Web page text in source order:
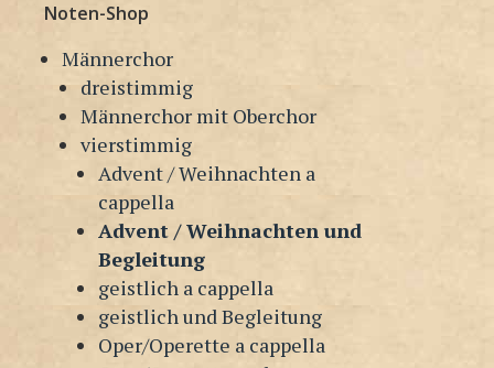
Inhalt
springen
Noten-Shop
Männerchor
dreistimmig
Männerchor mit Oberchor
vierstimmig
Advent / Weihnachten a
cappella
Advent / Weihnachten und
Begleitung
geistlich a cappella
geistlich und Begleitung
Oper/Operette a cappella